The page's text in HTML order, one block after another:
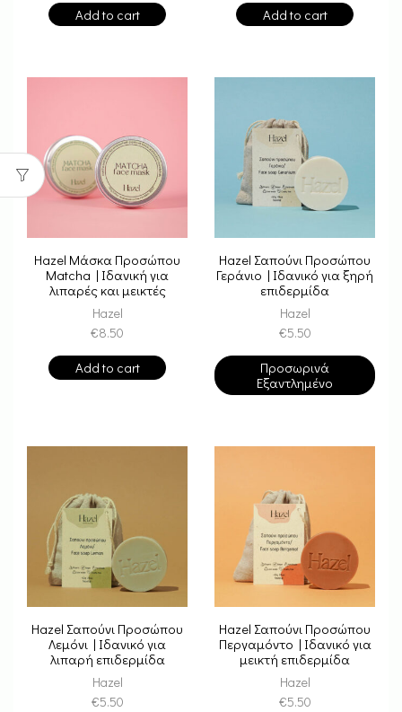
Add to cart Add to cart
Hazel Μάσκα Προσώπου
Matcha | Ιδανική για
λιπαρές και μεικτές
επιδερμίδες
Hazel
€8.50
Add to cart
Hazel Σαπούνι Προσώπου
Γεράνιο | Ιδανικό για ξηρή
επιδερμίδα
Hazel
€5.50
Προσωρινά
Εξαντλημένο
Hazel Σαπούνι Προσώπου
Λεμόνι | Ιδανικό για
λιπαρή επιδερμίδα
Hazel
€5.50
Hazel Σαπούνι Προσώπου
Περγαμόντο | Ιδανικό για
μεικτή επιδερμίδα
Hazel
€5.50